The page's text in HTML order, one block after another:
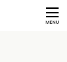
MENU